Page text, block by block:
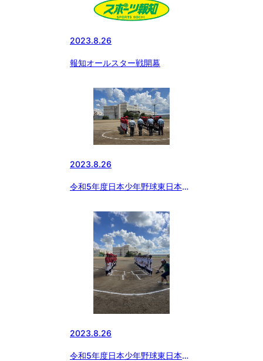
2023.8.26
報知オールスター戦開幕
2023.8.26
令和5年度日本少年野球東日本報
2023.8.26
令和5年度日本少年野球東日本報